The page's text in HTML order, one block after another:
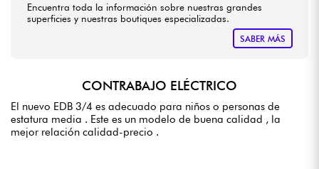
Encuentra toda la información sobre nuestras grandes
superficies y nuestras boutiques especializadas.
SABER MÁS
CONTRABAJO ELÉCTRICO
El nuevo EDB 3/4 es adecuado para niños o personas de
estatura media . Este es un modelo de buena calidad , la
mejor relación calidad-precio .